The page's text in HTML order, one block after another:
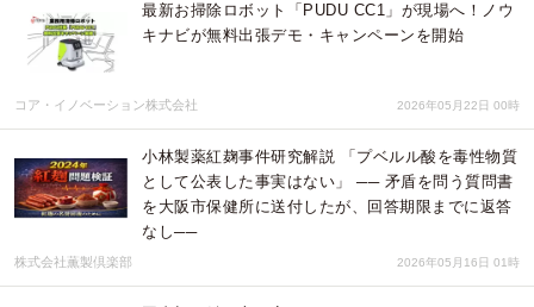
最新お掃除ロボット「PUDU CC1」が現場へ！ノウ
キナビが無料出張デモ・キャンペーンを開始
コア・イノベーション株式会社 2026年05月22日 00時
小林製薬紅麹事件研究解説 「プベルル酸を毒性物質
として公表した事実はない」 ── 矛盾を問う質問書
を大阪市保健所に送付したが、回答期限までに返答
なし──
株式会社薫製倶楽部 2026年05月16日 01時